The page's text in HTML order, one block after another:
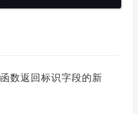
函数返回标识字段的新